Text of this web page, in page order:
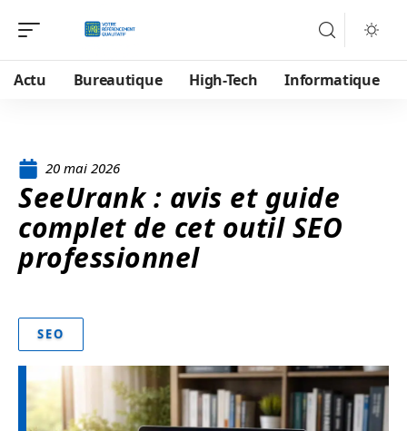
Actu Bureautique High-Tech Informatique
20 mai 2026
SeeUrank : avis et guide
complet de cet outil SEO
professionnel
SEO